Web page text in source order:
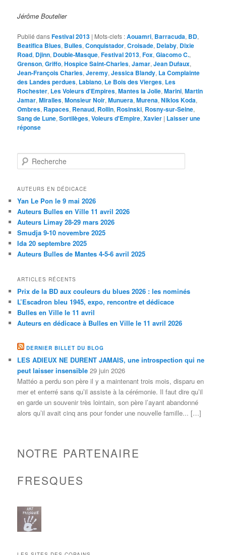
Jérôme Boutelier
Publié dansFestival 2013 | Mots-clefs :Aouamri, Barracuda, BD,
Beatifica Blues, Bulles,Conquistador,Croisade, Delaby, Dixie
Road, Djinn, Double-Masque,Festival 2013,Fox,Giacomo C.,
Grenson,Griffo,Hospice Saint-Charles,Jamar,Jean Dufaux,
Jean-François Charles,Jeremy,Jessica Blandy, La Complainte
des Landes perdues, Labiano, Le Bois des Vierges, Les
Rochester, Les Voleurs d'Empires,Mantes la Jolie,Marini,Martin
Jamar,Miralles,Monsieur Noir,Munuera,Murena,Niklos Koda,
Ombres, Rapaces, Renaud, Rollin, Rosinski, Rosny-sur-Seine,
Sang de Lune,Sortilèges,Voleurs d'Empire,Xavier | Laisser une
réponse
Recherche
AUTEURS EN DÉDICACE
Yan Le Pon le 9 mai 2026
Auteurs Bulles en Ville 11 avril 2026
Auteurs Limay 28-29 mars 2026
Smudja 9-10 novembre 2025
Ida 20 septembre 2025
Auteurs Bulles de Mantes 4-5-6 avril 2025
ARTICLES RÉCENTS
Prix de la BD aux couleurs du blues 2026 : les nominés
L’Escadron bleu 1945, expo, rencontre et dédicace
Bulles en Ville le 11 avril
Auteurs en dédicace à Bulles en Ville le 11 avril 2026
DERNIER BILLET DU BLOG
LES ADIEUX NE DURENT JAMAIS, une introspection qui ne
peut laisser insensible 29 juin 2026
Mattéo a perdu son père il y a maintenant trois mois, disparu en
mer et enterré sans qu’il assiste à la cérémonie. Il faut dire qu’il
en garde un souvenir très lointain, son père l’ayant abandonné
alors qu’il avait cinq ans pour fonder une nouvelle famille... […]
NOTRE PARTENAIRE
FRESQUES